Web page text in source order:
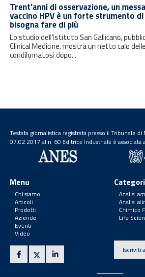
Trent'anni di osservazione, un
vaccino HPV è un forte strumento
bisogna fare di più
Lo studio dell'Istituto San Gallicano,
Clinical Medicine, mostra un netto calo
condilomatosi dopo...
Testata giornalistica registrata presso il Tribunale di
07.02.2017 al n. 60 Editrice Industriale è associata
Menu
Chi siamo
Articoli
Prodotti
Aziende
Eventi
Video
Analisi
Analisi
Chimico
Life
Iscriviti